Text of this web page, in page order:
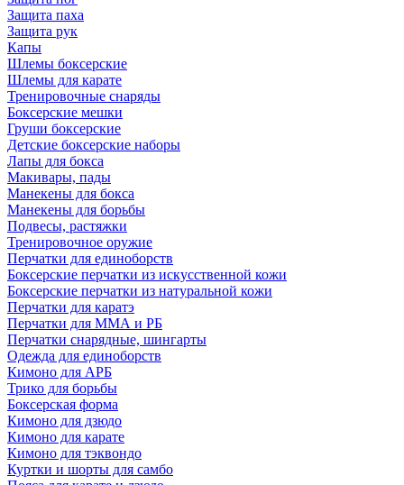
Защита паха
Защита рук
Капы
Шлемы боксерские
Шлемы для карате
Тренировочные снаряды
Боксерские мешки
Груши боксерские
Детские боксерские наборы
Лапы для бокса
Макивары, пады
Манекены для бокса
Манекены для борьбы
Подвесы, растяжки
Тренировочное оружие
Перчатки для единоборств
Боксерские перчатки из искусственной кожи
Боксерские перчатки из натуральной кожи
Перчатки для каратэ
Перчатки для ММА и РБ
Перчатки снарядные, шингарты
Одежда для единоборств
Кимоно для АРБ
Трико для борьбы
Боксерская форма
Кимоно для дзюдо
Кимоно для карате
Кимоно для тэквондо
Куртки и шорты для самбо